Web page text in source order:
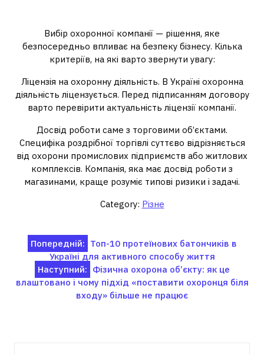
Вибір охоронної компанії — рішення, яке
безпосередньо впливає на безпеку бізнесу. Кілька
критеріїв, на які варто звернути увагу:
Ліцензія на охоронну діяльність. В Україні охоронна
діяльність ліцензується. Перед підписанням договору
варто перевірити актуальність ліцензії компанії.
Досвід роботи саме з торговими об’єктами.
Специфіка роздрібної торгівлі суттєво відрізняється
від охорони промислових підприємств або житлових
комплексів. Компанія, яка має досвід роботи з
магазинами, краще розуміє типові ризики і задачі.
Category: Різне
Навігація
записів
Попередній: Топ-10 протеїнових батончиків в
Україні для активного способу життя
Наступний: Фізична охорона об’єкту: як це
влаштовано і чому підхід «поставити охоронця біля
входу» більше не працює